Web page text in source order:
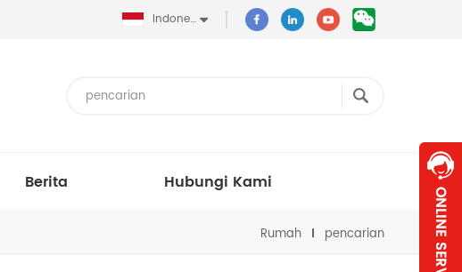
Indonesia
Berita Hubungi Kami
Rumah pencarian